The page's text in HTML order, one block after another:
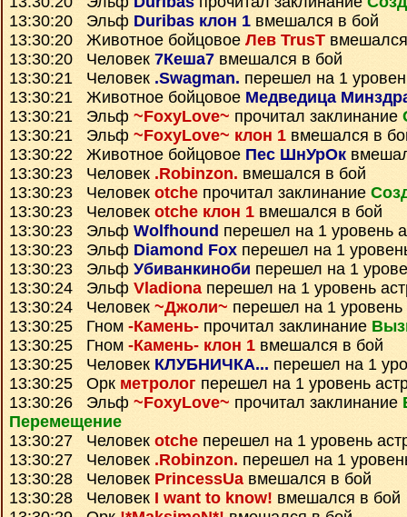
13:30:20 Эльф Duribas клон 1 вмешался в бой
13:30:20 Животное бойцовое Лев TrusT
13:30:20 Человек 7Кеша7 вмешался в бой
13:30:21 Человек .Swagman. перешел на 1
13:30:21 Животное бойцовое Медведица
13:30:21 Эльф ~FoxyLove~ прочитал заклинание
13:30:21 Эльф ~FoxyLove~ клон 1 вмешался в
13:30:22 Животное бойцовое Пес ШнУрОк
13:30:23 Человек .Robinzon. вмешался в бой
13:30:23 Человек otche прочитал заклинание
13:30:23 Человек otche клон 1 вмешался в бой
13:30:23 Эльф Wolfhound перешел на 1 уровень
13:30:23 Эльф Diamond Fox перешел на 1
13:30:23 Эльф Убиванкиноби перешел на 1
13:30:24 Эльф Vladionaперешел на 1 уровень
13:30:24 Человек ~Джоли~ перешел на 1 уровень
13:30:25 Гном -Камень- прочитал заклинание
13:30:25 Гном -Камень- клон 1 вмешался в бой
13:30:25 Человек КЛУБНИЧКА... перешел на 1
13:30:25 Орк метролог перешел на 1 уровень
13:30:26 Эльф ~FoxyLove~ прочитал заклинание
Перемещение
13:30:27 Человек otche перешел на 1 уровень
13:30:27 Человек .Robinzon. перешел на 1
13:30:28 Человек PrincessUa вмешался в бой
13:30:28 Человек I want to know! вмешался в бой